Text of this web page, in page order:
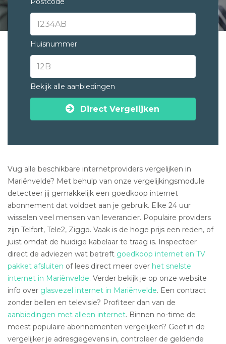
Huisnummer
Bekijk alle aanbiedingen
Direct Vergelijken
Vug alle beschikbare internetproviders vergelijken in
Mariënvelde? Met behulp van onze vergelijkingsmodule
detecteer jij gemakkelijk een goedkoop internet
abonnement dat voldoet aan je gebruik. Elke 24 uur
wisselen veel mensen van leverancier. Populaire providers
zijn Telfort, Tele2, Ziggo. Vaak is de hoge prijs een reden, of
juist omdat de huidige kabelaar te traag is. Inspecteer
direct de adviezen wat betreft goedkoop internet en TV
pakket afsluiten of lees direct meer over het snelste
internet in Mariënvelde. Verder bekijk je op onze website
info over glasvezel internet in Mariënvelde. Een contract
zonder bellen en televisie? Profiteer dan van de
aanbiedingen met alleen internet. Binnen no-time de
meest populaire abonnementen vergelijken? Geef in de
vergelijker je adresgegevens in, controleer de geldende